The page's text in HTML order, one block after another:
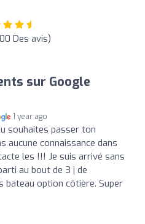
Des avis)
sur Google
1 year ago
souhaites passer ton
aucune connaissance dans
les !!! Je suis arrivé sans
au bout de 3 j de
bateau option côtière. Super